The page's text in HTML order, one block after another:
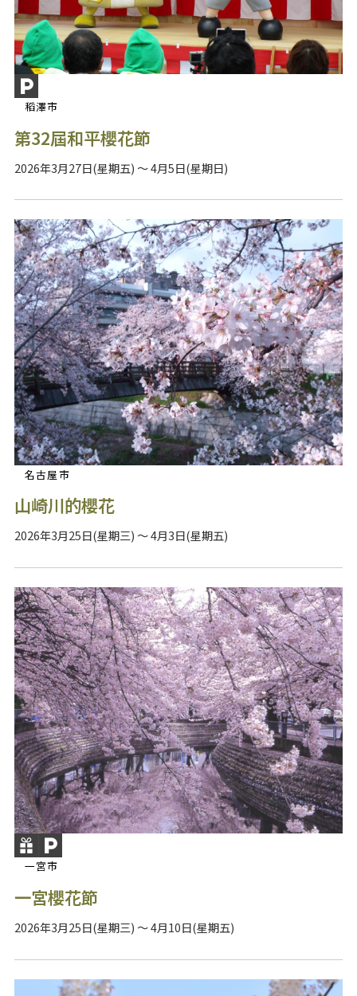
稻澤市
第32屆和平櫻花節
2026年3月27日(星期五) ～ 4月5日(星期日)
名古屋市
山崎川的櫻花
2026年3月25日(星期三) ～ 4月3日(星期五)
一宮市
一宮櫻花節
2026年3月25日(星期三) ～ 4月10日(星期五)